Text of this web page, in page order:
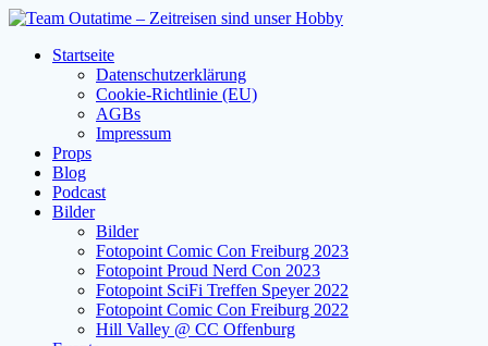
Zum
springenStartseite
Datenschutzerklärung
Cookie-Richtlinie (EU)
AGBs
Impressum
Props
Blog
Podcast
Bilder
Bilder
Fotopoint Comic Con Freiburg 2023
Fotopoint Proud Nerd Con 2023
Fotopoint SciFi Treffen Speyer 2022
Fotopoint Comic Con Freiburg 2022
Hill Valley @ CC Offenburg